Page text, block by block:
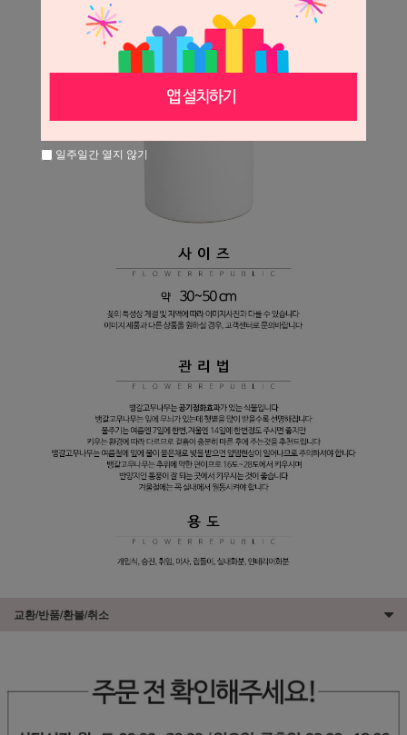
교환/반품/환불/취소
일주일간 열지 않기